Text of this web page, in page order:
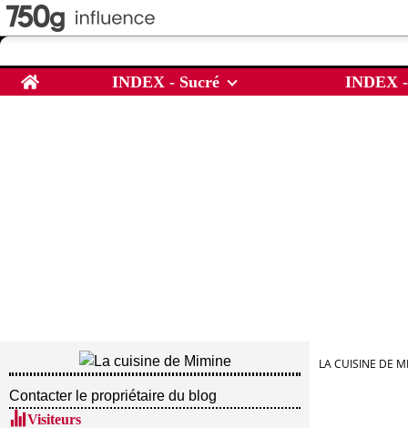
Home INDEX - Sucré INDEX
Contacter le propriétaire du blog
Visiteurs
LA CUISINE DE